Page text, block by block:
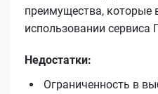
преимущества, которые
использовании
Недостатки:
Ограниченность в